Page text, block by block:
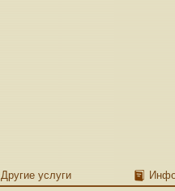
Другие услуги